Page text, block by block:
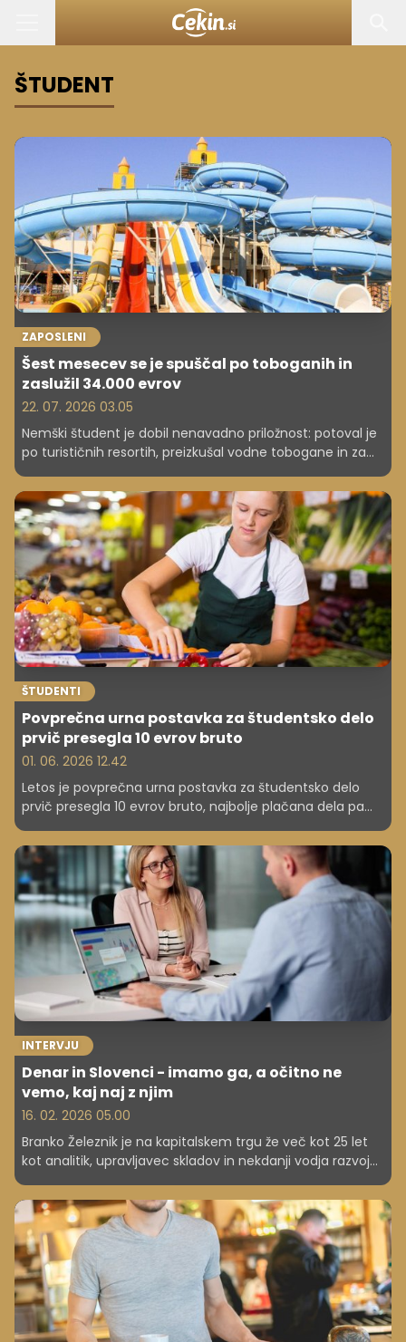
ŠTUDENT
ZAPOSLENI
Šest mesecev se je spuščal po toboganih in
zaslužil 34.000 evrov
22. 07. 2026 03.05
Nemški študent je dobil nenavadno priložnost: potoval je
po turističnih resortih, preizkušal vodne tobogane in za
približno šest mesecev dela prejel okoli 34.000 evrov.
ŠTUDENTI
Povprečna urna postavka za študentsko delo
prvič presegla 10 evrov bruto
01. 06. 2026 12.42
Letos je povprečna urna postavka za študentsko delo
prvič presegla 10 evrov bruto, najbolje plačana dela pa
presegajo 15 evrov na uro. Podatki e-Študentskega
servisa kažejo še, da je za počitniško delo letos nekoliko
več ponudbe kot lani ter da 62 odstotkov mladih prvo
zaposlitev dobi pri delodajalcih, kjer so predhodno
opravljali študentsko delo.
INTERVJU
Denar in Slovenci - imamo ga, a očitno ne
vemo, kaj naj z njim
16. 02. 2026 05.00
Branko Železnik je na kapitalskem trgu že več kot 25 let
kot analitik, upravljavec skladov in nekdanji vodja razvoja
na Ljubljanski borzi. Danes opozarja, da največji slovenski
finančni problem ni pomanjkanje denarja, temveč
pomanjkanje znanja. Zakaj Slovenci puščamo milijarde
na neobrestovanih računih, kaj prinašajo individualni
naložbeni računi in kako lahko namizna igra odpre
pameten pogovor o denarju v vsaki družini?